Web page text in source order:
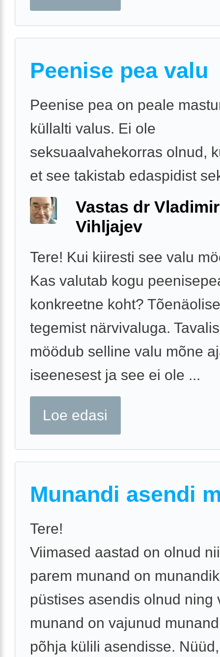
Peenise pea valu
Peenise pea on peale
küllalti valus. Ei ole
seksuaalvahekorras olnud,
et see takistab edaspidist
Vastas dr Vladimir
Vihljajev
Tere! Kui kiiresti see valu
Kas valutab kogu
konkreetne koht?
tegemist närvivaluga.
möödub selline valu mõne
iseenesest ja see ei ole ...
Loe edasi
Munandi asendi
Tere!
Viimased aastad on olnud
parem munand on
püstises asendis olnud ning
munand on vajunud
põhja külili asendisse.